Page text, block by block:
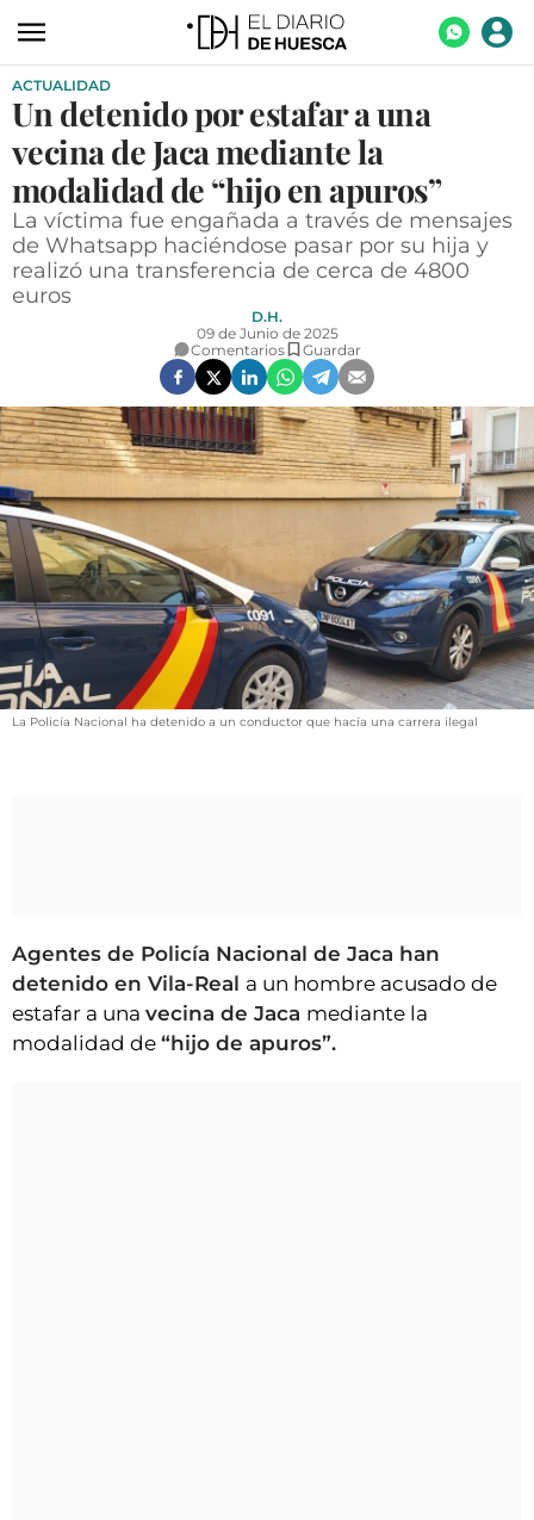
ACTUALIDAD
ECONOMÍA
TECNOLOGÍA
TURISMO
AGROALIMENTACIÓN
SOCIEDAD
OPINIÓN
GALERÍAS
VÍDEOS
CONTACTAR
FIESTAS EN EL ALTO ARAGÓN
FIESTAS DE SAN LORENZO
AGENDA
CLUB DEL AMIGO MILITANTE
INICIAR SESIÓN
ACTUALIDAD
Un detenido por estafar a una
vecina de Jaca mediante la
modalidad de “hijo en apuros”
La víctima fue engañada a través de mensajes
de Whatsapp haciéndose pasar por su hija y
realizó una transferencia de cerca de 4800
euros
D.H.
09 de Junio de 2025
Comentarios
Guardar
La Policía Nacional ha detenido a un conductor que hacía una carrera ilegal
Agentes de Policía Nacional de Jaca han
detenido en Vila-Real a un hombre acusado de
estafar a una vecina de Jaca mediante la
modalidad de “hijo de apuros”.